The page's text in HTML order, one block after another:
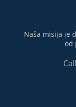
Naša misija je
od